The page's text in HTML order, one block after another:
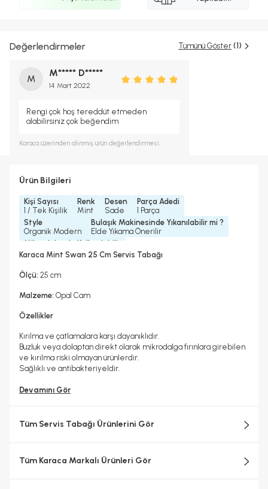
Değerlendirmeler Tümünü Göster (1)
M
M***** D*****
14 Mart 2022
Rengi çok hoş tereddüt etmeden
alabilirsiniz çok beğendim
Karaca üzerinden alınmış ürün değerlendirmesi.
Ürün Bilgileri
Kişi Sayısı
1 / Tek Kişilik
Renk
Mint
Desen
Sade
Parça Adedi
1 Parça
Style
Organik Modern
Bulaşık Makinesinde Yıkanılabilir mi ?
Elde Yıkama Önerilir
Mikrodalgada Kullanılabilir
Hayır
Karaca Mint Swan 25 Cm Servis Tabağı
Ölçü: 25 cm
Malzeme: Opal Cam
Özellikler
Kırılma ve çatlamalara karşı dayanıklıdır.
Buzluk veya dolaptan direkt olarak mikrodalga fırınlara girebilen
ve kırılma riski olmayan ürünlerdir.
Sağlıklı ve antibakteriyeldir.
Devamını Gör
Tüm Servis Tabağı Ürünlerini Gör
Tüm Karaca Markalı Ürünleri Gör